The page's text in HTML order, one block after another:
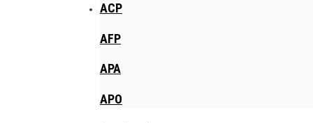
ACP
AFP
APA
APO